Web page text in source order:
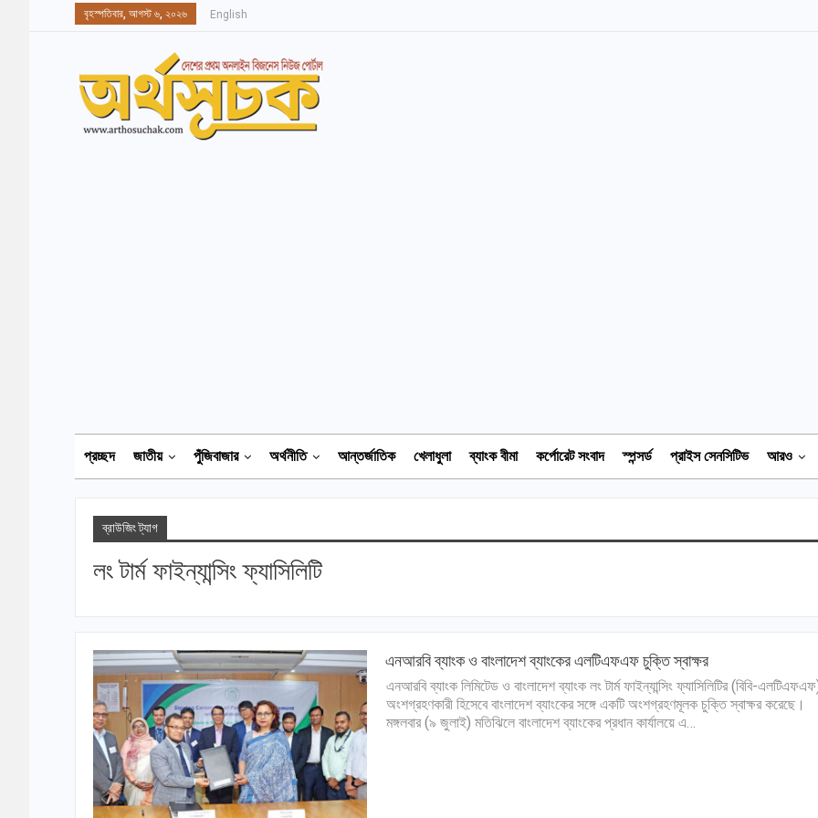
বৃহস্পতিবার, আগস্ট ৬, ২০২৬ English
প্রচ্ছদ জাতীয় পুঁজিবাজার অর্থনীতি আন্তর্জাতিক খেলাধুলা ব্যাংক বীমা কর্পোরেট সংবাদ স্পন্সর্ড প্রাইস সেনসিটিভ আরও
ব্রাউজিং ট্যাগ
লং টার্ম ফাইন্যান্সিং ফ্যাসিলিটি
এনআরবি ব্যাংক ও বাংলাদেশ ব্যাংকের এলটিএফএফ চুক্তি স্বাক্ষর
এনআরবি ব্যাংক লিমিটেড ও বাংলাদেশ ব্যাংক লং টার্ম ফাইন্যান্সিং ফ্যাসিলিটির (বিবি-
অংশগ্রহণকারী হিসেবে বাংলাদেশ ব্যাংকের সঙ্গে একটি অংশগ্রহণমূলক চুক্তি স্বাক্ষর করেছে।
মঙ্গলবার (৯ জুলাই) মতিঝিলে বাংলাদেশ ব্যাংকের প্রধান কার্যালয়ে এ…